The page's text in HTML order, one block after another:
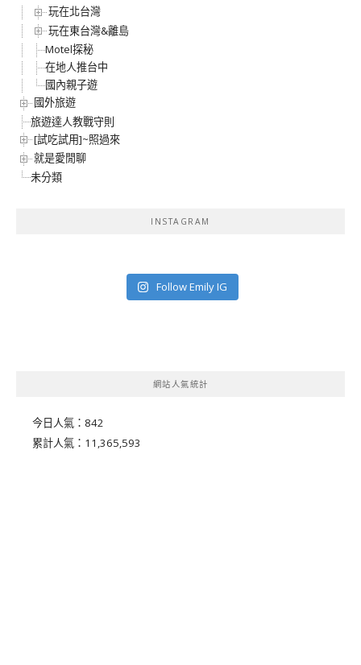
玩在北台灣
玩在東台灣&離島
Motel探秘
在地人推台中
國內親子遊
國外旅遊
旅遊達人教戰守則
[試吃試用]~照過來
就是愛閒聊
未分類
INSTAGRAM
Follow Emily IG
網站人氣統計
今日人氣： 842
累計人氣： 11,365,593